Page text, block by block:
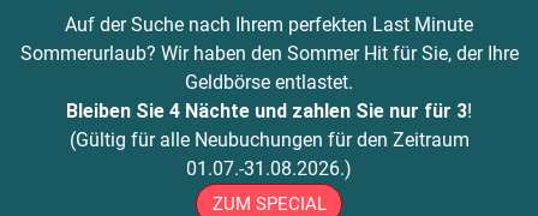
Winterurlaub
Geschichte
Team
Webcam
Zimmerpreise
Donau.ALLinclusive.Leistungen
Stornobedingungen
Donau.PAUSCHALEN
Donau.EVENTS
Urlaub mit der Familie
Urlaub mit Freunden
Urlaub mit dem Hund
Singleurlaub mit Kind
Aktivprogramm
Radfahren
Donau-Radfähre
Bike Station
Badeerlebnis
Yoga an der Donau
Wellness-Paradies
Beauty & Kosmetik
Wickel & Packungen
Entspannungs-Pakete
Business & Seminare
Seminare & Tagungen
Firmenfeiern
ONLINE BUCHEN
Kontakt
Zimmerpreise
Auf der Suche nach Ihrem perfekten Last Minute
Sommerurlaub? Wir haben den Sommer Hit für Sie, der Ihre
Geldbörse entlastet.
Bleiben Sie 4 Nächte und zahlen Sie nur für 3!
(Gültig für alle Neubuchungen für den Zeitraum
01.07.-31.08.2026.)
ZUM SPECIAL